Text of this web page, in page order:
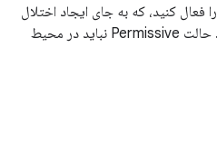
را فعال کنید، که به جای ایجاد اختلال
در هسته، یک هشدار چاپ می‌کند. حالت Permissive نباید در محیط